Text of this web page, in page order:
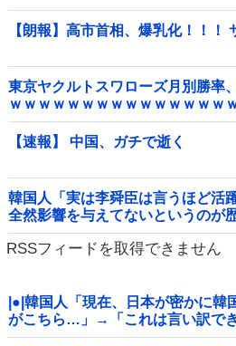
【朗報】高市首相、爆乳化！！！
東京ヤクルトスワローズ月別勝率
ｗｗｗｗｗｗｗｗｗｗｗｗｗｗｗ
ｗｗｗｗｗｗｗｗｗｗｗ他
【速報】 中国、ガチで逝く
韓国人「実は李舜臣は言うほど活
全然影響を与えてないというのが
い・・・」
RSSフィードを取得できません
|●|韓国人「現在、日本が密かに韓
がこちら…」→「これは言い訳で
応